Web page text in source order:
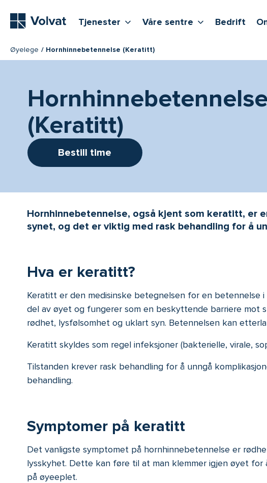
Tjenester Vis flere undernivåerTjenester
Våre sentre Vis flere
Bedrift
Øyelege Hornhinnebetennelse (Keratitt)
Hornhinnebetennelse
(Keratitt)
Bestill time
Hornhinnebetennelse, også kjent som keratitt, er
synet, og det er viktig med rask behandling for å
Hva er keratitt?
Keratitt er den medisinske betegnelsen for en betennelse
del av øyet og fungerer som en beskyttende barriere mot
rødhet, lysfølsomhet og uklart syn. Betennelsen kan
Keratitt skyldes som regel infeksjoner (bakterielle, virale,
Tilstanden krever rask behandling for å unngå
behandling.
Symptomer på keratitt
Det vanligste symptomet på hornhinnebetennelse er
lysskyhet. Dette kan føre til at man klemmer igjen øyet
på øyeeplet.